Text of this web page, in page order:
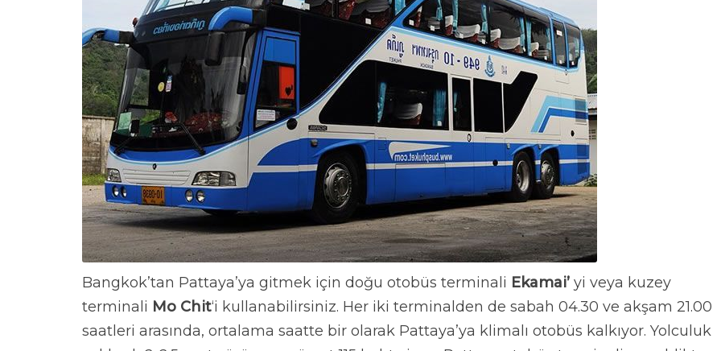
Bangkok’tan Pattaya’ya gitmek için doğu otobüs terminali Ekamai’ yi veya kuzey
terminali Mo Chit‘i kullanabilirsiniz. Her iki terminalden de sabah 04.30 ve akşam 21.00
saatleri arasında, ortalama saatte bir olarak Pattaya’ya klimalı otobüs kalkıyor. Yolculuk